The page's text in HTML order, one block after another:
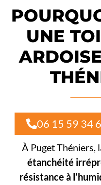
UNE
06 15 59 34
À Puget
étanchéité
résistance à